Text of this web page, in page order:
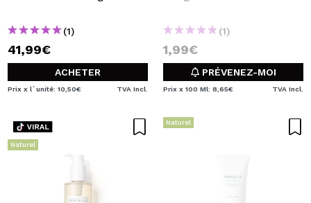
(1)
41,99€
ACHETER
Prix x l´unité: 10,50€ TVA Incl.
(1)
1,99€
PRÉVENEZ-MOI
Prix x 100 Ml: 8,65€ TVA Incl.
Naturel
Naturel